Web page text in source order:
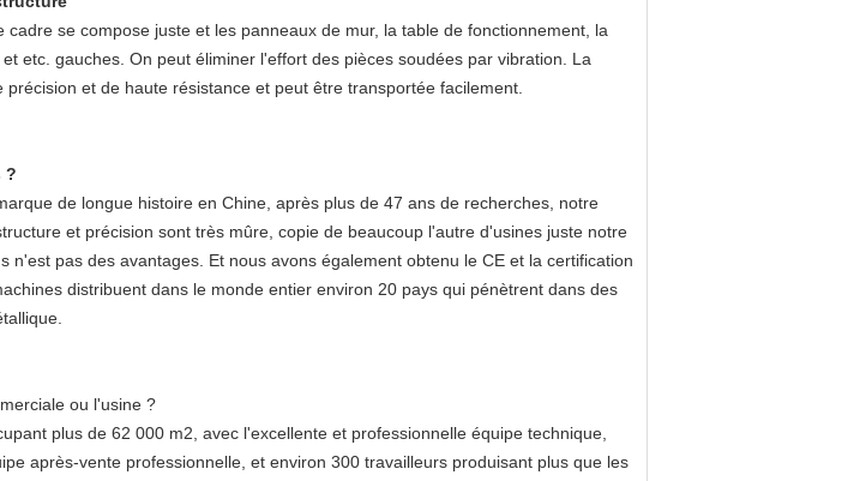
cadre se compose juste et les panneaux de mur, la table de fonctionnement, la
etc. gauches. On peut éliminer l'effort des pièces soudées par vibration. La
et de haute résistance et peut être transportée facilement.
?
de longue histoire en Chine, après plus de 47 ans de recherches, notre
et précision sont très mûre, copie de beaucoup l'autre d'usines juste notre
n'est pas des avantages. Et nous avons également obtenu le CE et la certification
distribuent dans le monde entier environ 20 pays qui pénètrent dans des
ou l'usine ?
plus de 62 000 m2, avec l'excellente et professionnelle équipe technique,
après-vente professionnelle, et environ 300 travailleurs produisant plus que les